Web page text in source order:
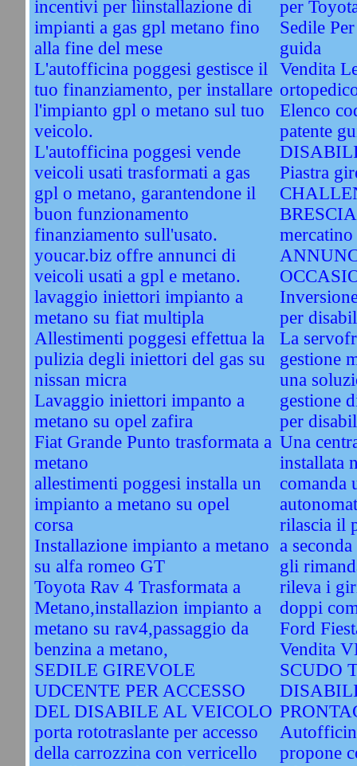
incentivi per lìinstallazione di
impianti a gas gpl metano fino
alla fine del mese
L'autofficina poggesi gestisce il
tuo finanziamento, per installare
l'impianto gpl o metano sul tuo
veicolo.
L'autofficina poggesi vende
veicoli usati trasformati a gas
gpl o metano, garantendone il
buon funzionamento
finanziamento sull'usato.
youcar.biz offre annunci di
veicoli usati a gpl e metano.
lavaggio iniettori impianto a
metano su fiat multipla
Allestimenti poggesi effettua la
pulizia degli iniettori del gas su
nissan micra
Lavaggio iniettori impanto a
metano su opel zafira
Fiat Grande Punto trasformata a
metano
allestimenti poggesi installa un
impianto a metano su opel
corsa
Installazione impianto a metano
su alfa romeo GT
Toyota Rav 4 Trasformata a
Metano,installazion impianto a
metano su rav4,passaggio da
benzina a metano,
SEDILE GIREVOLE
UDCENTE PER ACCESSO
DEL DISABILE AL VEICOLO
porta rototraslante per accesso
della carrozzina con verricello
per
Sedile
guida
Vendita
Elenco
patente
Piastra
mercatino
per
La
gestione
una
gestione
per
Una
installata
comanda
rilascia il
a
gli
rileva i
doppi
Ford
Vendita
SCUDO
propone